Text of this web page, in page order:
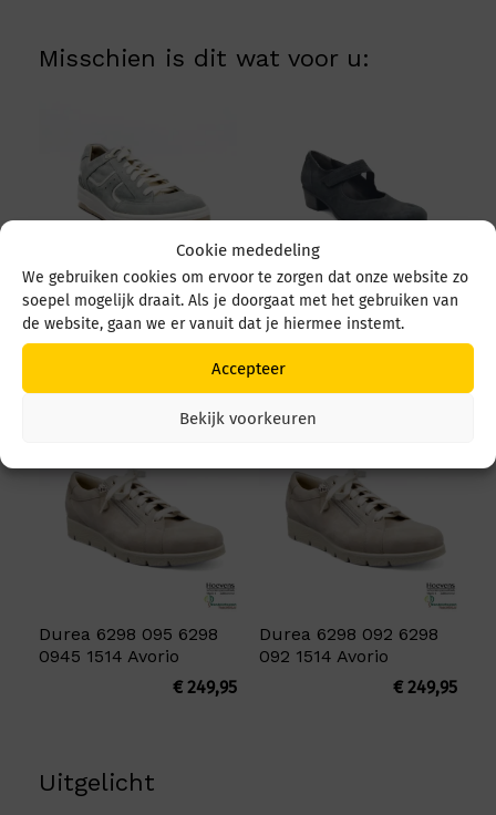
Cookie mededeling
We gebruiken cookies om ervoor te zorgen dat onze website zo
soepel mogelijk draait. Als je doorgaat met het gebruiken van
de website, gaan we er vanuit dat je hiermee instemt.
Accepteer
Bekijk voorkeuren
Misschien is dit wat voor u:
Durea 6299 684 6299
684 1526 L. Ocean/wit
259,95
Durea 5679 5679 035
4549 Zwart
Durea 6298 095 6298
0945 1514 Avorio
€249,95
Durea 6298 092 6298
092 1514 Avorio
€249,95
Uitgelicht